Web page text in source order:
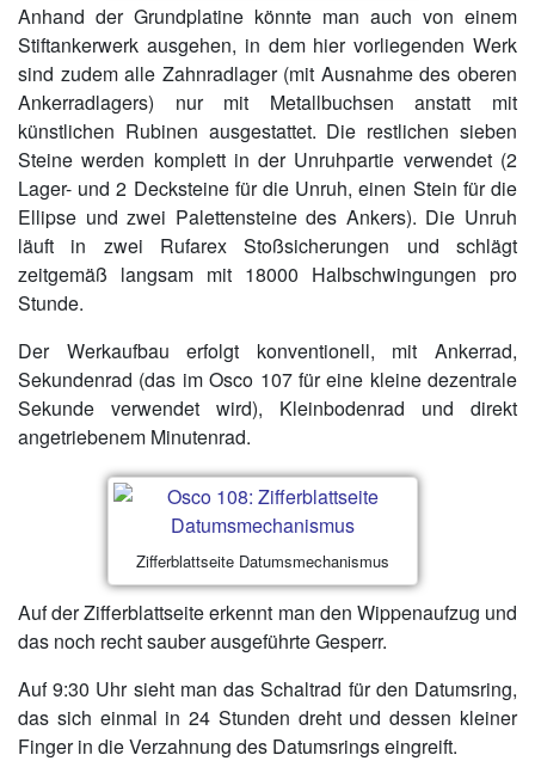
Anhand der Grundplatine könnte man auch von einem
Stiftankerwerk ausgehen, in dem hier vorliegenden Werk
sind zudem alle Zahnradlager (mit Ausnahme des oberen
Ankerradlagers) nur mit Metallbuchsen anstatt mit
künstlichen Rubinen ausgestattet. Die restlichen sieben
Steine werden komplett in der Unruhpartie verwendet (2
Lager- und 2 Decksteine für die Unruh, einen Stein für die
Ellipse und zwei Palettensteine des Ankers). Die Unruh
läuft in zwei Rufarex Stoßsicherungen und schlägt
zeitgemäß langsam mit 18000 Halbschwingungen pro
Stunde.
Der Werkaufbau erfolgt konventionell, mit Ankerrad,
Sekundenrad (das im Osco 107 für eine kleine dezentrale
Sekunde verwendet wird), Kleinbodenrad und direkt
angetriebenem Minutenrad.
Zifferblattseite Datumsmechanismus
Auf der Zifferblattseite erkennt man den Wippenaufzug und
das noch recht sauber ausgeführte Gesperr.
Auf 9:30 Uhr sieht man das Schaltrad für den Datumsring,
das sich einmal in 24 Stunden dreht und dessen kleiner
Finger in die Verzahnung des Datumsrings eingreift.